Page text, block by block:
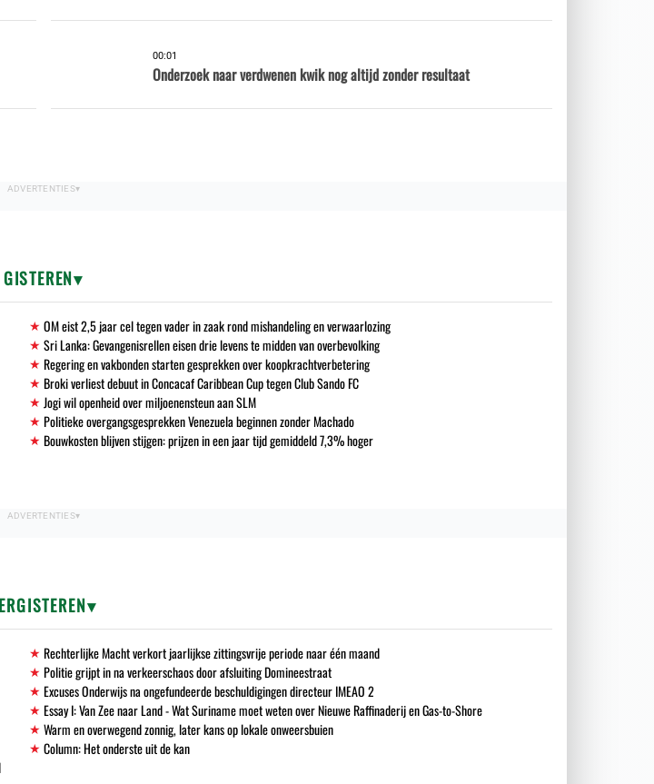
00:01
Onderzoek naar verdwenen kwik nog altijd zonder resultaat
GISTEREN
OM eist 2,5 jaar cel tegen vader in zaak rond mishandeling en verwaarlozing
Sri Lanka: Gevangenisrellen eisen drie levens te midden van overbevolking
Regering en vakbonden starten gesprekken over koopkrachtverbetering
Broki verliest debuut in Concacaf Caribbean Cup tegen Club Sando FC
Jogi wil openheid over miljoenensteun aan SLM
Politieke overgangsgesprekken Venezuela beginnen zonder Machado
Bouwkosten blijven stijgen: prijzen in een jaar tijd gemiddeld 7,3% hoger
Rechterlijke Macht verkort jaarlijkse zittingsvrije periode naar één maand
Politie grijpt in na verkeerschaos door afsluiting Domineestraat
Excuses Onderwijs na ongefundeerde beschuldigingen directeur IMEAO 2
Essay I: Van Zee naar Land - Wat Suriname moet weten over Nieuwe Raffinaderij en Gas-to-Shore
Warm en overwegend zonnig, later kans op lokale onweersbuien
Column: Het onderste uit de kan